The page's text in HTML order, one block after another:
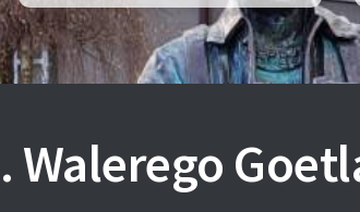
Walerego